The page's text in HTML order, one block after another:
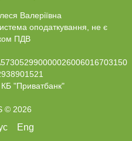
Валеріївна
оподаткування, не є
ПДВ
"Приватбанк"
© 2026
Eng